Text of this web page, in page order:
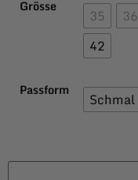
Grösse 35 36
42
Passform Schmal